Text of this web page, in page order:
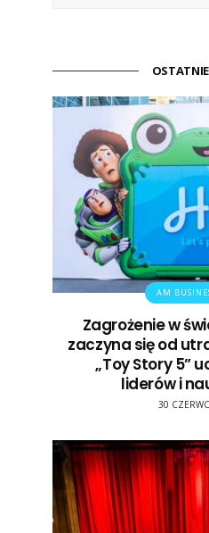
AM
Zagrożenie w
zaczyna się od
„Toy Story 5”
liderów i
30